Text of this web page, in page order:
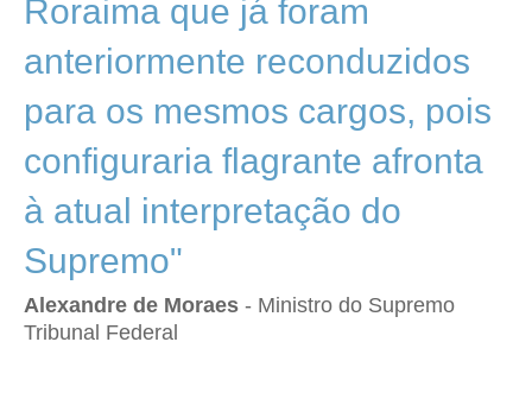
Roraima que já foram
anteriormente reconduzidos
para os mesmos cargos, pois
configuraria flagrante afronta
à atual interpretação do
Supremo"
Alexandre de Moraes - Ministro do Supremo
Tribunal Federal